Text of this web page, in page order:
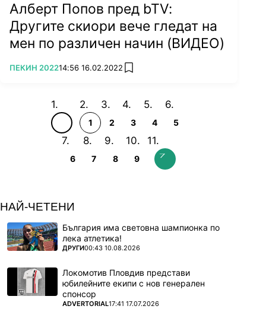
Алберт Попов пред bTV:
Другите скиори вече гледат на
мен по различен начин (ВИДЕО)
ПОВЕЧЕ ОТ
ПЕКИН 202214:56 16.02.2022 add favorites
1 2 3 4 5
6 7 8 9
НАЙ-ЧЕТЕНИ
България има световна шампионка по
лека атлетика!
ПОВЕЧЕ ОТ
ДРУГИ00:43 10.08.2026
Локомотив Пловдив представи
юбилейните екипи с нов генерален
спонсор
ПОВЕЧЕ ОТ
ADVERTORIAL17:41 17.07.2026